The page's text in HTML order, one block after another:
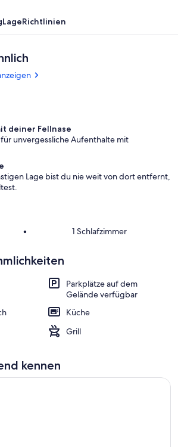
LageRichtlinien
deiner Fellnase
unvergessliche Aufenthalte mit
Lage bist du nie weit von dort entfernt,
• 1 Schlafzimmer
Parkplätze auf dem
Gelände verfügbar
Küche
Grill
kennen